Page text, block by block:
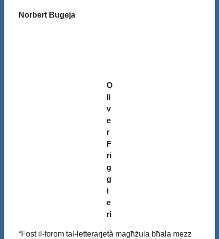
Norbert Bugeja
O
li
v
e
r
F
ri
g
g
i
e
ri
“Fost il-forom tal-letterarjetà magħżula bħala mezz